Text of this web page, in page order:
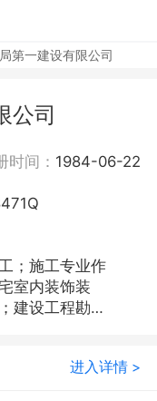
第一建设有限公司
公司
时间： 1984-06-22
；施工专业作
室内装饰装
建设工程勘
桥梁简支梁产进入详情 >